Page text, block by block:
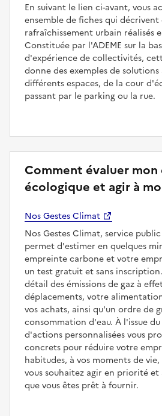
En suivant le lien ci-avant, vous
ensemble de fiches qui
rafraîchissement urbain réalisés
Constituée par l'ADEME sur la
d'expérience de collectivités,
donne des exemples de solutions
différents espaces, de la cour
passant par le parking ou la rue.
Comment évaluer
écologique et agir à
Nos Gestes Climat
Nos Gestes Climat, service
permet d'estimer en quelques
empreinte carbone et votre
un test gratuit et sans
détail des émissions de gaz à
déplacements, votre
vos achats, ainsi qu'un ordre de
consommation d'eau. À l'issue
d'actions personnalisées vous
concrets pour réduire votre
habitudes, à vos moments de
vous souhaitez agir en priorité
que vous êtes prêt à fournir.